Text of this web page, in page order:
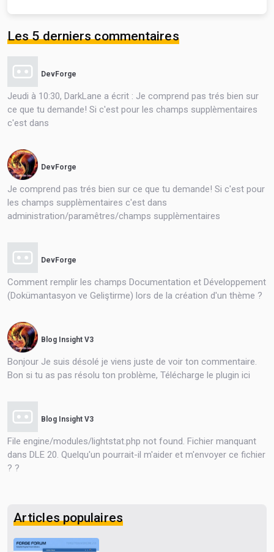
Les 5 derniers commentaires
DevForge
Jeudi à 10:30, DarkLane a écrit : Je comprend pas trés bien sur
ce que tu demande! Si c'est pour les champs supplèmentaires
c'est dans
DevForge
Je comprend pas trés bien sur ce que tu demande! Si c'est pour
les champs supplèmentaires c'est dans
administration/paramêtres/champs supplèmentaires
DevForge
Comment remplir les champs Documentation et Développement
(Dokümantasyon ve Geliştirme) lors de la création d'un thème ?
Blog Insight V3
Bonjour Je suis désolé je viens juste de voir ton commentaire.
Bon si tu as pas résolu ton problème, Télécharge le plugin ici
Blog Insight V3
File engine/modules/lightstat.php not found. Fichier manquant
dans DLE 20. Quelqu'un pourrait-il m'aider et m'envoyer ce fichier
? ?
Articles populaires